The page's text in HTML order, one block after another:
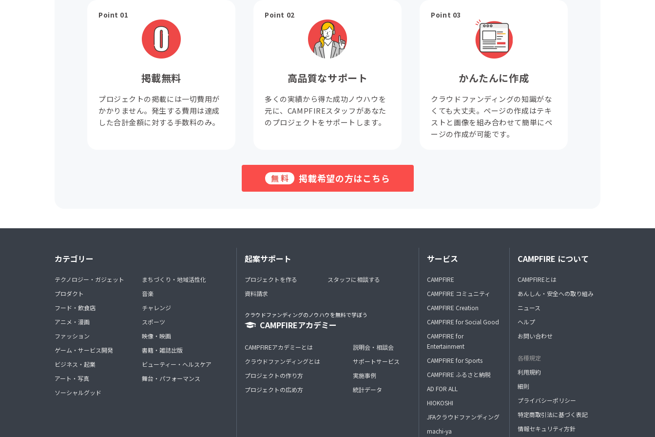
Point 01
掲載無料
プロジェクトの掲載には一切費用が
かかりません。発生する費用は達成
した合計金額に対する手数料のみ。
Point 02
高品質なサポート
多くの実績から得た成功ノウハウを
元に、CAMPFIREスタッフがあなた
のプロジェクトをサポートします。
Point 03
かんたんに作成
クラウドファンディングの知識がな
くても大丈夫。ページの作成はテキ
ストと画像を組み合わせて簡単にペ
ージの作成が可能です。
無料 掲載希望の方はこちら
カテゴリー
テクノロジー・ガジェット
プロダクト
フード・飲食店
アニメ・漫画
ファッション
ゲーム・サービス開発
ビジネス・起業
アート・写真
ソーシャルグッド
まちづくり・地域活性化
音楽
チャレンジ
スポーツ
映像・映画
書籍・雑誌出版
ビューティー・ヘルスケア
舞台・パフォーマンス
起案サポート
プロジェクトを作る
資料請求
スタッフに相談する
クラウドファンディングのノウハウを無料で学ぼう
CAMPFIREアカデミー
CAMPFIREアカデミーとは
クラウドファンディングとは
プロジェクトの作り方
プロジェクトの広め方
説明会・相談会
サポートサービス
実施事例
統計データ
サービス
CAMPFIRE
CAMPFIRE コミュニティ
CAMPFIRE Creation
CAMPFIRE for Social Good
CAMPFIRE for
Entertainment
CAMPFIRE for Sports
CAMPFIRE ふるさと納税
AD FOR ALL
HIOKOSHI
JFAクラウドファンディング
machi-ya
CAMPFIRE について
CAMPFIREとは
あんしん・安全への取り組み
ニュース
ヘルプ
お問い合わせ
各種規定
利用規約
細則
プライバシーポリシー
特定商取引法に基づく表記
情報セキュリティ方針